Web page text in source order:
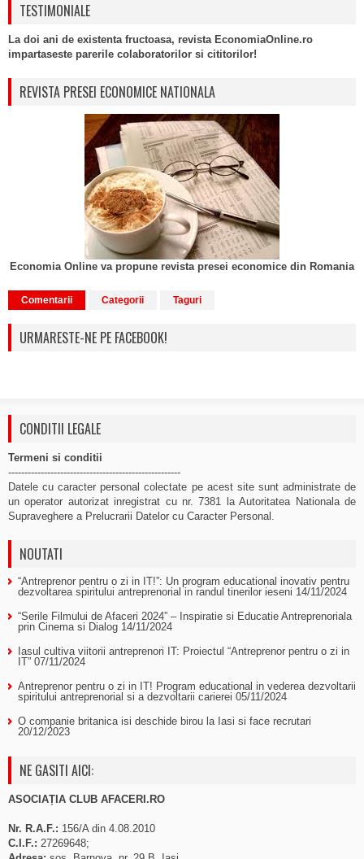
TESTIMONIALE
La doi ani de existenta fructoasa, revista EconomiaOnline.ro
impartaseste parerile colaboratorilor si cititorilor!
REVISTA PRESEI ECONOMICE NATIONALA
Economia Online va propune revista presei economice din Romania
Comentarii Categorii Taguri
URMARESTE-NE PE FACEBOOK!
CONDITII LEGALE
Termeni si conditii
-----------------------------------------------------
Datele cu caracter personal colectate pe acest site sunt administrate de
un operator autorizat inregistrat cu nr. 7381 la Autoritatea Nationala de
Supraveghere a Prelucrarii Datelor cu Caracter Personal.
NOUTATI
“Antreprenor pentru o zi in IT!”: Un program educational inovativ pentru
dezvoltarea spiritului antreprenorial in randul tinerilor ieseni 14/11/2024
“Serile Filmului de Afaceri 2024” – Inspiratie si Educatie Antreprenoriala
prin Cinema si Dialog 14/11/2024
Iasul cultiva viitorii antreprenori IT: Proiectul “Antreprenor pentru o zi in
IT” 07/11/2024
Antreprenor pentru o zi in IT! Program educational in vederea dezvoltarii
spiritului antreprenorial si a dezvoltarii carierei 05/11/2024
O companie britanica isi deschide birou la Iasi si face recrutari
20/12/2023
NE GASITI AICI:
ASOCIAȚIA CLUB AFACERI.RO
Nr. R.A.F.: 156/A din 4.08.2010
C.I.F.: 27269648;